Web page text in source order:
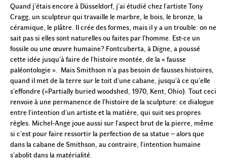
Quand j’étais encore à Düsseldorf, j’ai étudié chez l’artiste Tony
Cragg, un sculpteur qui travaille le marbre, le bois, le bronze, la
céramique, le plâtre. Il crée des formes, mais il y a un trouble: on ne
sait pas si elles sont naturelles ou faites par l’homme. Est-ce un
fossile ou une œuvre humaine? Fontcuberta, à Digne, a poussé
cette idée jusqu’à faire de l’histoire montée, de la « fausse
paléontologie ». Mais Smithson n’a pas besoin de fausses histoires,
quand il met de la terre sur le toit d’une cabane, jusqu’à ce qu’elle
s’effondre («Partially buried woodshed, 1970, Kent, Ohio). Tout ceci
renvoie à une permanence de l’histoire de la sculpture: ce dialogue
entre l’intention d’un artiste et la matière, qui suit ses propres
règles. Michel-Ange joue aussi sur l’aspect brut de la pierre, même
si c’est pour faire ressortir la perfection de sa statue – alors que
dans la cabane de Smithson, au contraire, l’intention humaine
s’abolit dans la matérialité.